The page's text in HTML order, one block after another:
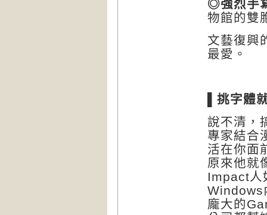
◎強烈手
物館的雙
文藝復興
最愛。
挑字體
說不清，
專家結合
活在你面
原來他就
Impact人
Windows
龐大的